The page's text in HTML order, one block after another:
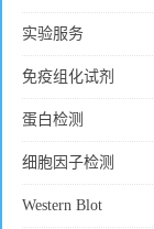
实验服务
免疫组化试剂
蛋白检测
细胞因子检测
Western Blot